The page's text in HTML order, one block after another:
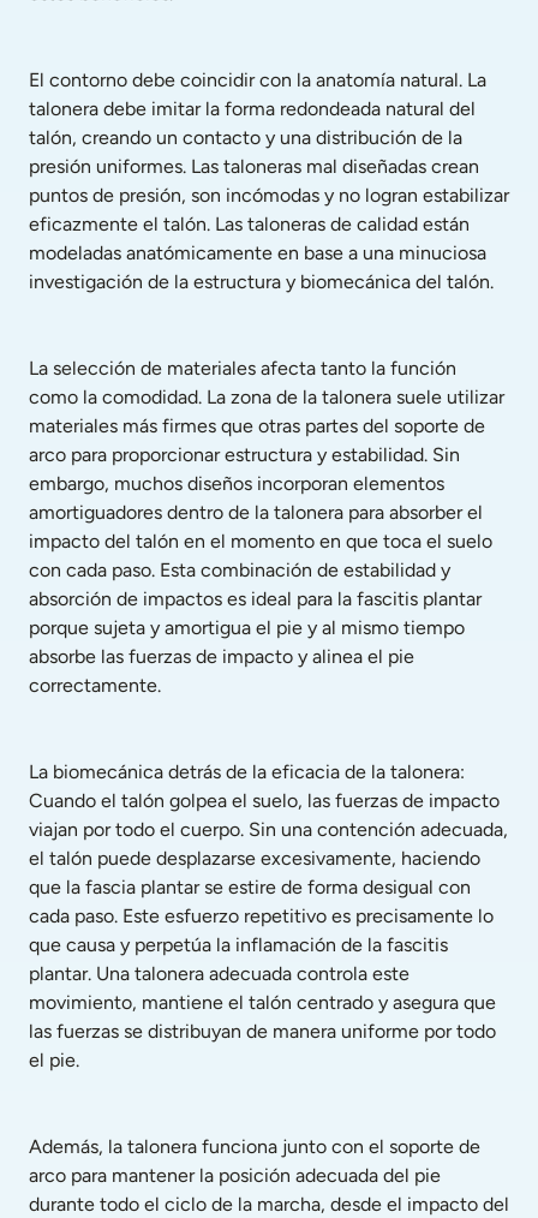
El contorno debe coincidir con la anatomía natural. La
talonera debe imitar la forma redondeada natural del
talón, creando un contacto y una distribución de la
presión uniformes. Las taloneras mal diseñadas crean
puntos de presión, son incómodas y no logran estabilizar
eficazmente el talón. Las taloneras de calidad están
modeladas anatómicamente en base a una minuciosa
investigación de la estructura y biomecánica del talón.
La selección de materiales afecta tanto la función
como la comodidad. La zona de la talonera suele utilizar
materiales más firmes que otras partes del soporte de
arco para proporcionar estructura y estabilidad. Sin
embargo, muchos diseños incorporan elementos
amortiguadores dentro de la talonera para absorber el
impacto del talón en el momento en que toca el suelo
con cada paso. Esta combinación de estabilidad y
absorción de impactos es ideal para la fascitis plantar
porque sujeta y amortigua el pie y al mismo tiempo
absorbe las fuerzas de impacto y alinea el pie
correctamente.
La biomecánica detrás de la eficacia de la talonera:
Cuando el talón golpea el suelo, las fuerzas de impacto
viajan por todo el cuerpo. Sin una contención adecuada,
el talón puede desplazarse excesivamente, haciendo
que la fascia plantar se estire de forma desigual con
cada paso. Este esfuerzo repetitivo es precisamente lo
que causa y perpetúa la inflamación de la fascitis
plantar. Una talonera adecuada controla este
movimiento, mantiene el talón centrado y asegura que
las fuerzas se distribuyan de manera uniforme por todo
el pie.
Además, la talonera funciona junto con el soporte de
arco para mantener la posición adecuada del pie
durante todo el ciclo de la marcha, desde el impacto del